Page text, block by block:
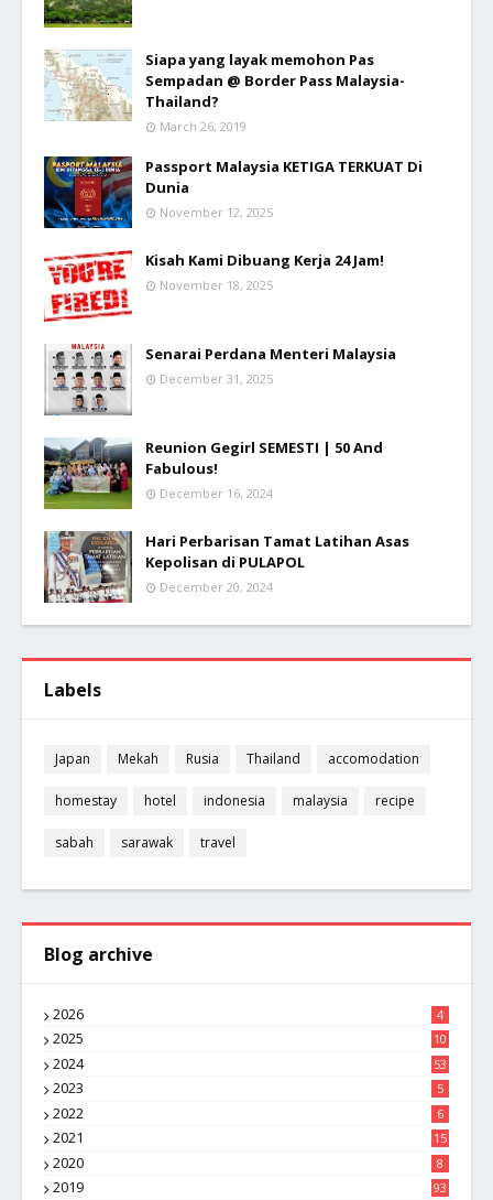
Siapa yang layak memohon Pas
Sempadan @ Border Pass Malaysia-
Thailand?
March 26, 2019
Passport Malaysia KETIGA TERKUAT Di
Dunia
November 12, 2025
Kisah Kami Dibuang Kerja 24 Jam!
November 18, 2025
Senarai Perdana Menteri Malaysia
December 31, 2025
Reunion Gegirl SEMESTI | 50 And
Fabulous!
December 16, 2024
Hari Perbarisan Tamat Latihan Asas
Kepolisan di PULAPOL
December 20, 2024
Labels
Japan Mekah Rusia Thailand accomodation
homestay hotel indonesia malaysia recipe
sabah sarawak travel
Blog archive
2026 4
2025
10
8
2024 53
2023 5
2022 6
2021 15
2020 8
2019 93